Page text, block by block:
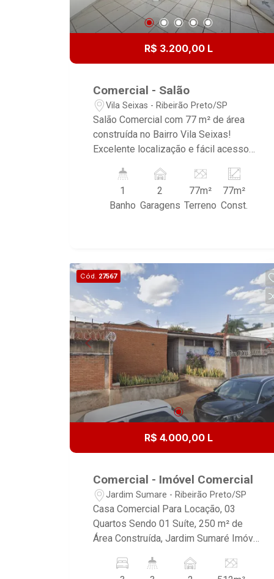
R$ 3.200,00 L
Comercial - Salão
Vila Seixas - Ribeirão Preto/SP
Salão Comercial com 77 m² de área
construída no Bairro Vila Seixas!
Excelente localização e fácil acesso
João Fiusa, próximo ao comercio local,
escola, restaurantes, supermercado e
posto de gasolina. - Salão Amplo; -
1
Banho
2
Garagens
77m²
Terreno
77m²
Const.
Cód. 27567
R$ 4.000,00 L
Comercial - Imóvel Comercial
Jardim Sumare - Ribeirão Preto/SP
Casa Comercial Para Locação, 03
Quartos Sendo 01 Suíte, 250 m² de
Área Construída, Jardim Sumaré Imóvel
coração de Ribeirão Preto. Imóvel de